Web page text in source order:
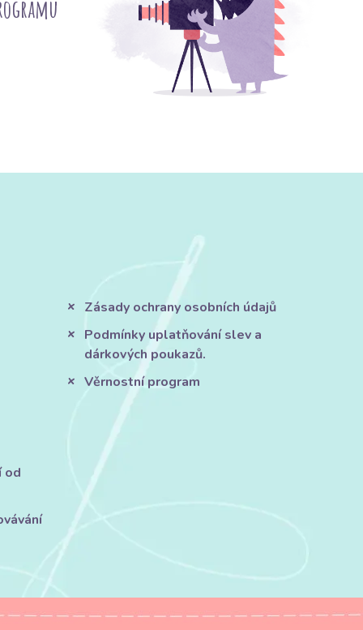
od
Zásady ochrany osobních údajů
Podmínky uplatňování slev a
dárkových poukazů.
Věrnostní program